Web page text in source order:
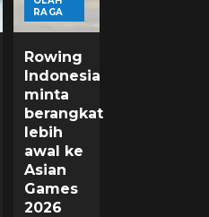
RAGA
Rowing
Indonesia
minta
berangkat
lebih
awal ke
Asian
Games
2026